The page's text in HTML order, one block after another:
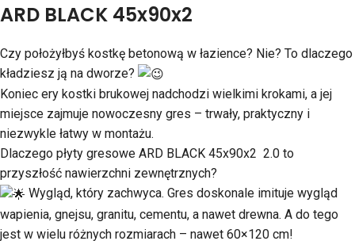
ARD BLACK 45x90x2
Czy położyłbyś kostkę betonową w łazience? Nie? To dlaczego
kładziesz ją na dworze?
Koniec ery kostki brukowej nadchodzi wielkimi krokami, a jej
miejsce zajmuje nowoczesny gres – trwały, praktyczny i
niezwykle łatwy w montażu.
Dlaczego płyty gresowe ARD BLACK 45x90x2 2.0 to
przyszłość nawierzchni zewnętrznych?
Wygląd, który zachwyca. Gres doskonale imituje wygląd
wapienia, gnejsu, granitu, cementu, a nawet drewna. A do tego
jest w wielu różnych rozmiarach – nawet 60×120 cm!